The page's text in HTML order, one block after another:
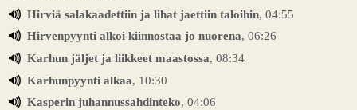
Hirviä salakaadettiin ja lihat jaettiin taloihin, 04:55
Hirvenpyynti alkoi kiinnostaa jo nuorena, 06:26
Karhun jäljet ja liikkeet maastossa, 08:34
Karhunpyynti alkaa, 10:30
Kasperin juhannussahdinteko, 04:06